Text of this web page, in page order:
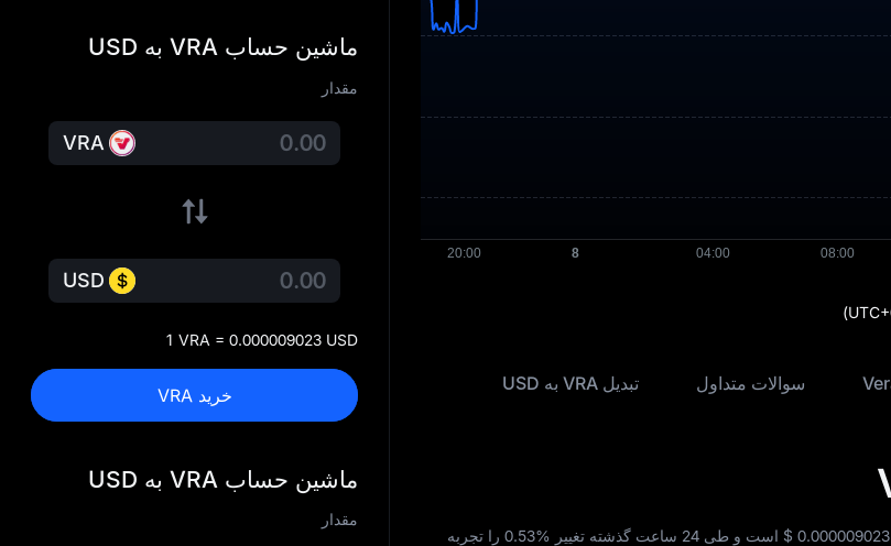
سوالات متداول تبدیل VRA به USD
$ 0.000009023 است و طی 24 ساعت گذشته تغییر 0.53% را تجربه
ماشین حساب VRA به USD
مقدار
VRA
USD
1 VRA = 0.000009023 USD
خرید VRA
ماشین حساب VRA به USD
مقدار